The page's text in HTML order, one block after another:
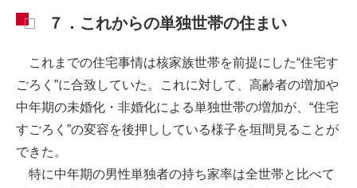
７．これからの単独世帯の住まい
これまでの住宅事情は核家族世帯を前提にした“住宅す
ごろく”に合致していた。これに対して、高齢者の増加や
中年期の未婚化・非婚化による単独世帯の増加が、“住宅
すごろく”の変容を後押ししている様子を垣間見ることが
できた。
特に中年期の男性単独者の持ち家率は全世帯と比べて